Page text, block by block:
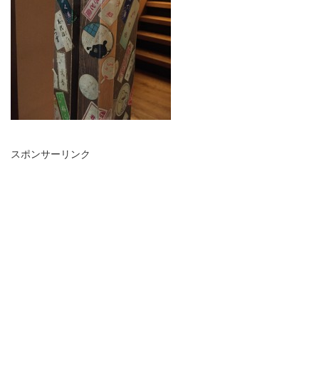
スポンサーリンク